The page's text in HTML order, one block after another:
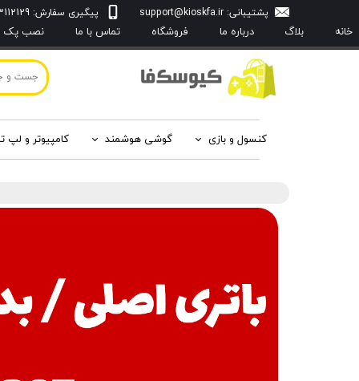
پشتیبانی:support@kioskfa.ir پیگیری سفارش: 09103112129
خانه بلاگ درباره‌ ما فروشگاه تماس با ما نصب پک
کنسول و بازی گوشی هوشمند کامپیوتر و لپ